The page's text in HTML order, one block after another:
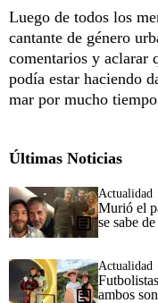
Luego de todos los
cantante de género
comentarios y aclarar
podía estar haciendo
mar por mucho
Últimas Noticias
Actualidad
Murió el
se sabe
Actualidad
ambos